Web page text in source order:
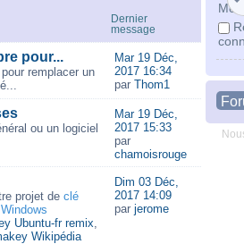
Mot
Dernier
message
pour...
remplacer un
Mar 19 Déc,
2017 16:34
par Thom1
ou un logiciel
Mar 19 Déc,
2017 15:33
par
chamoisrouge
projet de clé
Ubuntu-fr remix,
Wikipédia
Dim 03 Déc,
2017 14:09
par jerome